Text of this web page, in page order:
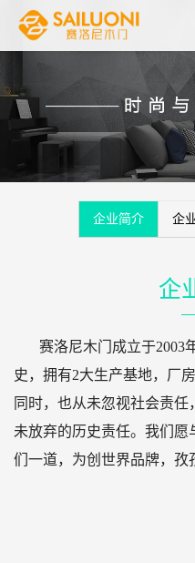
企业简介 企
企
赛洛尼木门成立于2003
史，拥有2大生产基地，厂
同时，也从未忽视社会责
未放弃的历史责任。我们愿
们一道，为创世界品牌，孜